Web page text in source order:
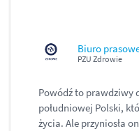
Biuro
PZU Zdrowie
Powódź to prawdziwy
południowej Polski,
życia. Ale przyniosła